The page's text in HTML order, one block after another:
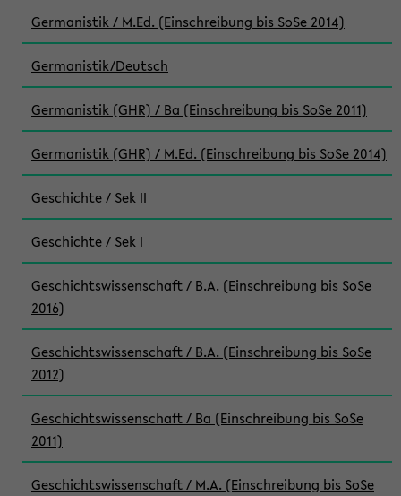
Germanistik / M.Ed. (Einschreibung bis SoSe 2014)
Germanistik/Deutsch
Germanistik (GHR) / Ba (Einschreibung bis SoSe 2011)
Germanistik (GHR) / M.Ed. (Einschreibung bis SoSe 2014)
Geschichte / Sek II
Geschichte / Sek I
Geschichtswissenschaft / B.A. (Einschreibung bis SoSe
2016)
Geschichtswissenschaft / B.A. (Einschreibung bis SoSe
2012)
Geschichtswissenschaft / Ba (Einschreibung bis SoSe
2011)
Geschichtswissenschaft / M.A. (Einschreibung bis SoSe